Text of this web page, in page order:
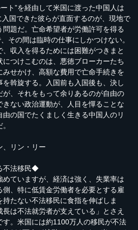
ト”を経由して米国に渡った中国人は
国できた彼らが直面するのが、現地で
問題だ。亡命希望者が労働許可を得る
その間は臨時の仕事にしかつけない。
収入を得るためには困難がつきまと
につけこむのは、悪徳ブローカーたち
せかけ、高額な費用で亡命手続きを
斡旋する。入国前も入国後も、決し
が、それをもって余りあるのが自由の
ない政治運動が、人目を憚ることな
由の国でたくましく生きる中国人のリ
、リン・リー
不法移民◆
ていますが、経済は強く、失業率は
、特に低賃金労働者を必要とする雇
たない不法移民に食指を伸ばしま
は不法就労者が支えている」とさえ
す。米国には約1100万人の移民が不法